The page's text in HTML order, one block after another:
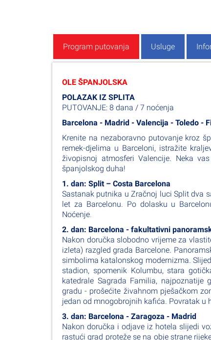
Program putovanja Usluge
OLE ŠPANJOLSKA
POLAZAK IZ SPLITA
PUTOVANJE: 8 dana / 7 noćenja
Barcelona - Madrid - Valencija - Toledo -
Krenite na nezaboravno putovanje kroz
remek-djelima u Barceloni, istražite
živopisnoj atmosferi Valencije. Neka
španjolskog duha!
1. dan: Split – Costa Barcelona
Sastanak putnika u Zračnoj luci Split dva
let za Barcelonu. Po dolasku u
Noćenje.
2. dan: Barcelona - fakultativni
Nakon doručka slobodno vrijeme za
izleta) razgled grada Barcelone.
simbolima katalonskog modernizma.
stadion, spomenik Kolumbu, stara
katedrale Sagrada Familia, najpoznatije
gradu - prošećite živahnom pješačkom
jedan od mnogobrojnih kafića. Povratak u
3. dan: Barcelona - Zaragoza - Madrid
Nakon doručka i odjave iz hotela slijedi
rastući grad proteže se na obje strane